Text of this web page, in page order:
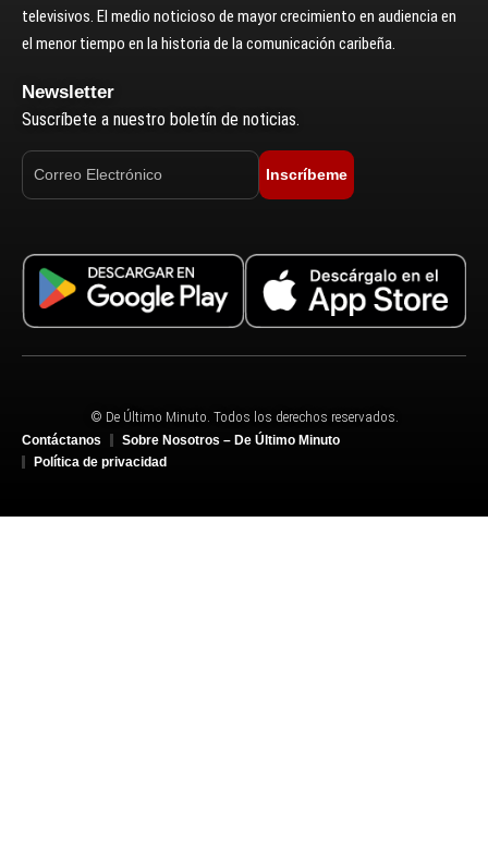
televisivos. El medio noticioso de mayor crecimiento en audiencia en
el menor tiempo en la historia de la comunicación caribeña.
Newsletter
Suscríbete a nuestro boletín de noticias.
Inscríbeme
© De Último Minuto. Todos los derechos reservados.
Contáctanos
Sobre Nosotros – De Último Minuto
Política de privacidad